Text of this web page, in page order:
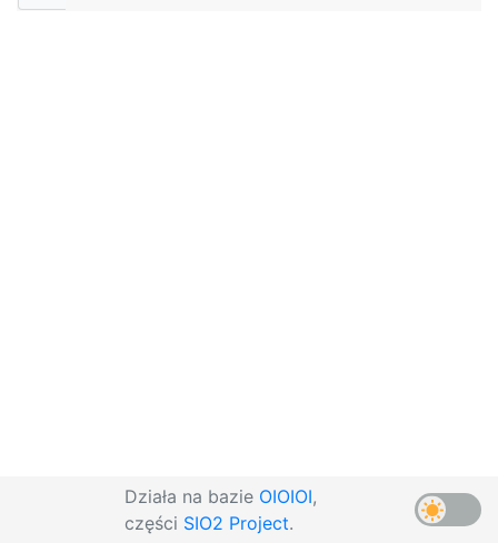
Działa na bazie OIOIOI,
części SIO2 Project.